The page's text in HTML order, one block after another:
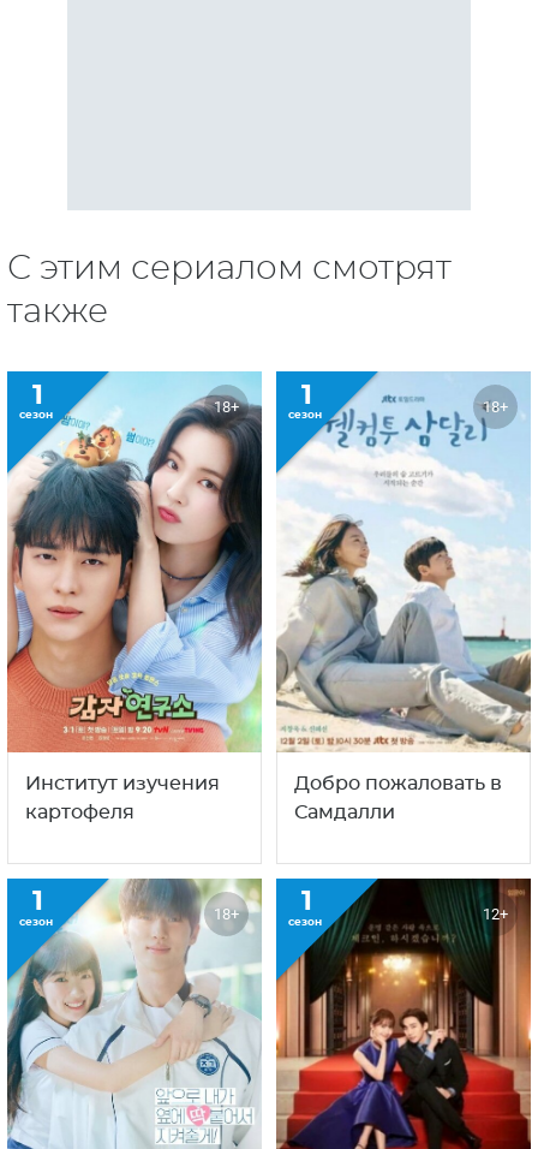
С этим сериалом смотрят
также
1
сезон 18+
Институт изучения
картофеля
1
сезон 18+
Добро пожаловать в
Самдалли
1
сезон 18+ 1
сезон 12+